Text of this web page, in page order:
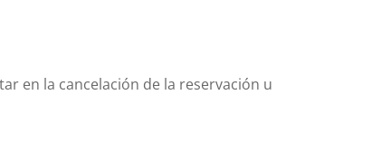
en la cancelación de la reservación u